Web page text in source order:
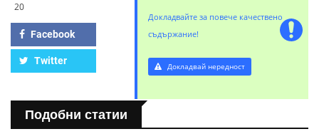
20
Facebook
Twitter
Докладвайте за повече качествено
съдържание!
Докладвай нередност
Подобни статии